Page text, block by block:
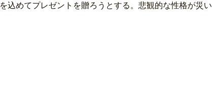
込めてプレゼントを贈ろうとする。悲観的な性格が災い